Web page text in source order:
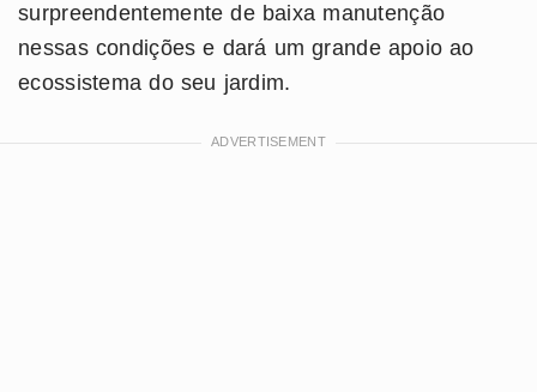
surpreendentemente de baixa manutenção
nessas condições e dará um grande apoio ao
ecossistema do seu jardim.